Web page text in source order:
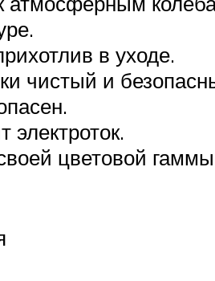
в уходе.
чистый и
электроток.
цветовой